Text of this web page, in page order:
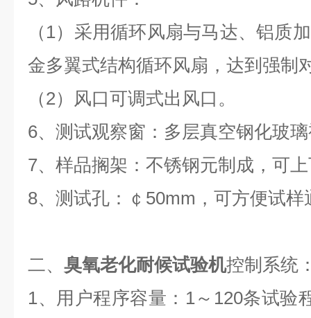
（1）采用循环风扇与马达、铝质
金多翼式结构循环风扇，达到强制
（2）风口可调式出风口。
6、测试观察窗：多层真空钢化玻
7、样品搁架：不锈钢元制成，可
8、测试孔：￠50mm，可方便试样
二、 臭氧老化耐候试验机控制系统
1、用户程序容量：1～120条试验